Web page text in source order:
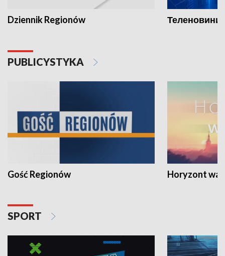
Dziennik Regionów Теленовини
PUBLICYSTYKA
Gość Regionów Horyzont
SPORT